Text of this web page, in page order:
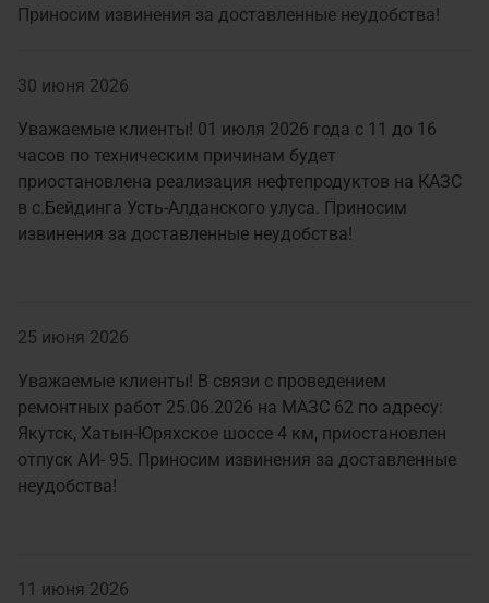
Приносим извинения за доставленные неудобства!
30 июня 2026
Уважаемые клиенты! 01 июля 2026 года с 11 до 16
часов по техническим причинам будет
приостановлена реализация нефтепродуктов на КАЗС
в с.Бейдинга Усть-Алданского улуса. Приносим
извинения за доставленные неудобства!
25 июня 2026
Уважаемые клиенты! В связи с проведением
ремонтных работ 25.06.2026 на МАЗС 62 по адресу:
Якутск, Хатын-Юряхское шоссе 4 км, приостановлен
отпуск АИ- 95. Приносим извинения за доставленные
неудобства!
11 июня 2026